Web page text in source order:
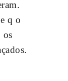
q o
os